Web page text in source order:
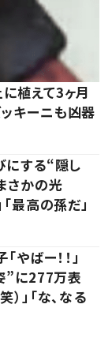
植えて3ヶ月
キーニも凶器
する“隠し
さかの光
最高の孫だ」
やばー！！」
”に277万表
」「な、なる